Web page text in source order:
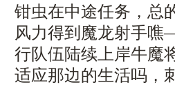
钳虫在中途任务，
风力得到魔龙射手
行队伍陆续上岸牛魔
适应那边的生活吗，